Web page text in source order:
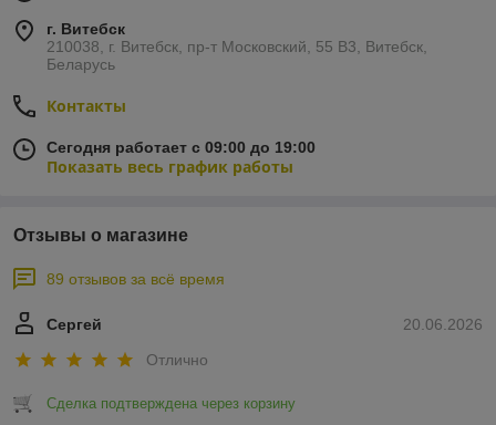
г. Витебск
210038, г. Витебск, пр-т Московский, 55 B3, Витебск,
Беларусь
Контакты
Сегодня работает с 09:00 до 19:00
Показать весь график работы
Отзывы о магазине
89 отзывов за всё время
20.06.2026
Сергей
Отлично
Сделка подтверждена через корзину